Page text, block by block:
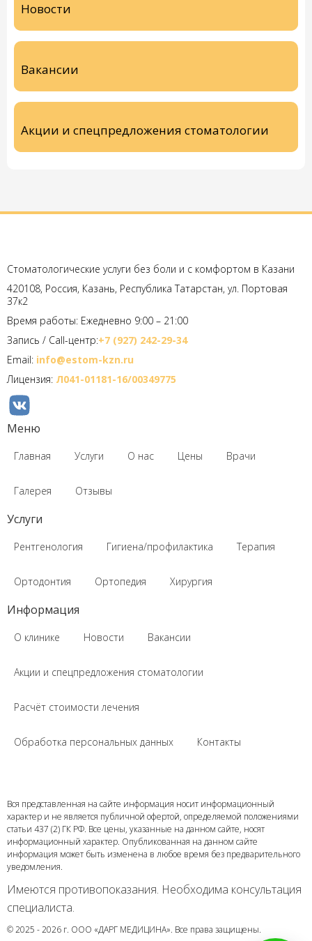
Новости
Вакансии
Акции и спецпредложения стоматологии
Стоматологические услуги без боли и с комфортом в Казани
420108, Россия, Казань, Республика Татарстан, ул. Портовая
37к2
Время работы: Ежедневно 9:00 – 21:00
Запись / Call-центр:+7 (927) 242-29-34
Email: info@estom-kzn.ru
Лицензия: Л041-01181-16/00349775
Меню
Главная Услуги О нас Цены Врачи
Галерея Отзывы
Услуги
Рентгенология Гигиена/профилактика Терапия
Ортодонтия Ортопедия Хирургия
Информация
О клинике Новости Вакансии
Акции и спецпредложения стоматологии
Расчёт стоимости лечения
Обработка персональных данных Контакты
Вся представленная на сайте информация носит информационный
характер и не является публичной офертой, определяемой положениями
статьи 437 (2) ГК РФ. Все цены, указанные на данном сайте, носят
информационный характер. Опубликованная на данном сайте
информация может быть изменена в любое время без предварительного
уведомления.
Имеются противопоказания. Необходима консультация
специалиста.
© 2025 - 2026 г. ООО «ДАРГ МЕДИЦИНА». Все права защищены.